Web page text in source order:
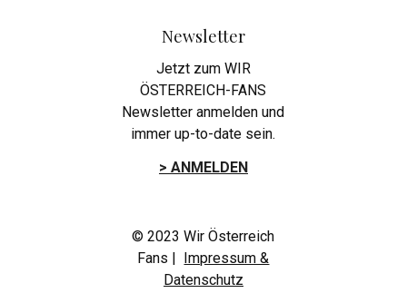
Newsletter
Jetzt zum WIR
ÖSTERREICH-FANS
Newsletter anmelden und
immer up-to-date sein.
> ANMELDEN
© 2023 Wir Österreich
Fans |
Impressum &
Datenschutz